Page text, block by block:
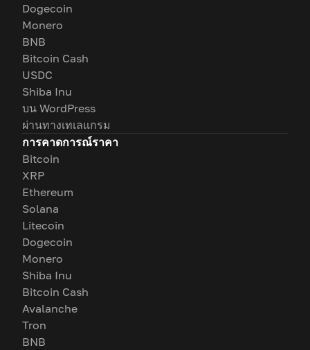
Dogecoin
Monero
BNB
Bitcoin Cash
USDC
Shiba Inu
บน WordPress
ผ่านทางเทเลแกรม
การคาดการณ์ราคา
Bitcoin
XRP
Ethereum
Solana
Litecoin
Dogecoin
Monero
Shiba Inu
Bitcoin Cash
Avalanche
Tron
BNB